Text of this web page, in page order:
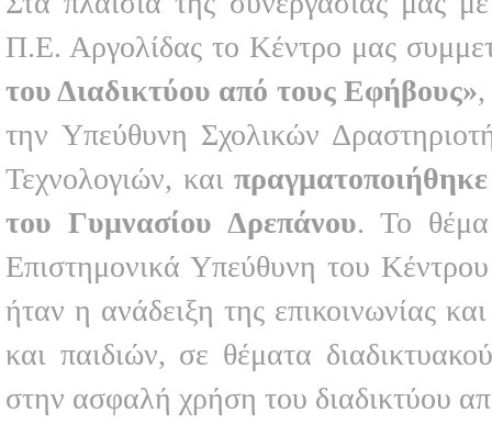
Π.Ε. Αργολίδας το Κέντρο μας
του Διαδικτύου από τους Εφήβους»
την Υπεύθυνη Σχολικών
Τεχνολογιών, και
του Γυμνασίου Δρεπάνου. Το
Επιστημονικά Υπεύθυνη του
ήταν η ανάδειξη της επικοινωνίας
και παιδιών, σε θέματα
στην ασφαλή χρήση του διαδικτύου